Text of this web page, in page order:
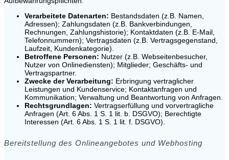
Verarbeitete Datenarten: Bestandsdaten (z.B. Namen,
Adressen); Zahlungsdaten (z.B. Bankverbindungen,
Rechnungen, Zahlungshistorie); Kontaktdaten (z.B. E-Mail,
Telefonnummern); Vertragsdaten (z.B. Vertragsgegenstand,
Laufzeit, Kundenkategorie).
Betroffene Personen: Nutzer (z.B. Webseitenbesucher,
Nutzer von Onlinediensten); Mitglieder; Geschäfts- und
Vertragspartner.
Zwecke der Verarbeitung: Erbringung vertraglicher
Leistungen und Kundenservice; Kontaktanfragen und
Kommunikation; Verwaltung und Beantwortung von Anfragen.
Rechtsgrundlagen: Vertragserfüllung und vorvertragliche
Anfragen (Art. 6 Abs. 1 S. 1 lit. b. DSGVO); Berechtigte
Interessen (Art. 6 Abs. 1 S. 1 lit. f. DSGVO).
Bereitstellung des Onlineangebotes und Webhosting